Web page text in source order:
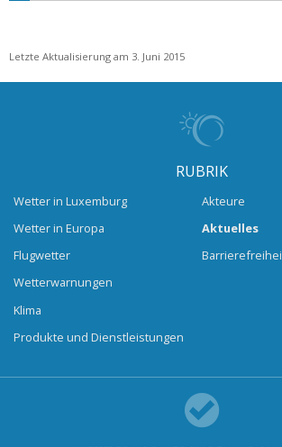
Letzte Aktualisierung am 3. Juni 2015
RUBRIK
Wetter in Luxemburg
Wetter in Europa
Flugwetter
Wetterwarnungen
Klima
Produkte und Dienstleistungen
Akteure
Aktuelles